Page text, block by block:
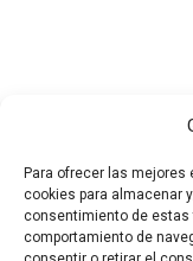
Para ofrecer las
cookies para almacenar
consentimiento de estas
comportamiento de